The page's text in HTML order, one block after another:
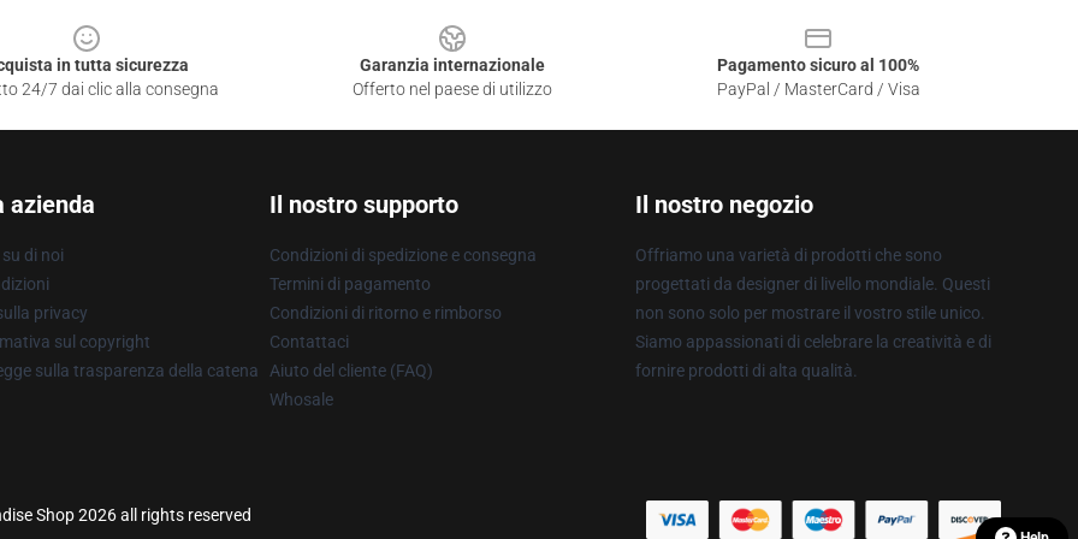
in tutta sicurezza
24/7 dai clic alla consegna
Garanzia internazionale
Offerto nel paese di utilizzo
Pagamento sicuro al 100%
PayPal / MasterCard / Visa
azienda
di noi
privacy
sul copyright
sulla trasparenza della catena
Il nostro supporto
Condizioni di spedizione e consegna
Termini di pagamento
Condizioni di ritorno e rimborso
Contattaci
Aiuto del cliente (FAQ)
Whosale
Il nostro negozio
Offriamo una varietà di prodotti che sono
progettati da designer di livello mondiale. Questi
non sono solo per mostrare il vostro stile unico.
Siamo appassionati di celebrare la creatività e di
fornire prodotti di alta qualità.
Shop 2026 all rights reserved